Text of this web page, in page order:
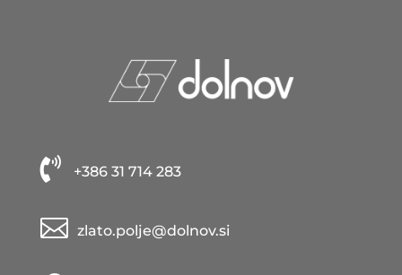
 +386 31 714 283
 zlato.polje@dolnov.si